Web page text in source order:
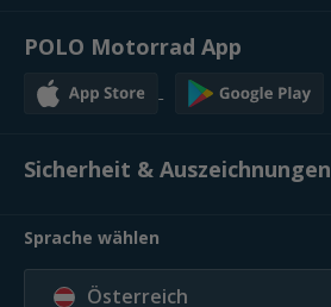
POLO Motorrad App
Sicherheit & Auszeichnungen
Sprache wählen
Österreich